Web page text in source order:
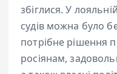
збіглися. У
судів можна було
потрібне рішення
росіянам,